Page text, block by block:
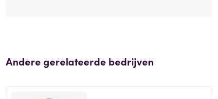
Andere gerelateerde bedrijven